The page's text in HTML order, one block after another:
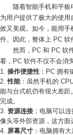
随着智能手机和平
为用户提供了极大的使
效又美观。如今，能用
件。因此，整体上 PC 软
然而，PC 和 PC 软
看，PC 软件不仅不会消
操作便捷性 ：PC 拥有
性能 ：虽然手机的
能与台式机仍有很大差
完成。
资源连接 ：电脑可以
像头等外部资源，这方面
屏幕尺寸 ：电脑拥有